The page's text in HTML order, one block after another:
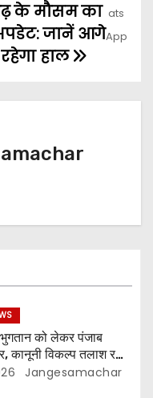
के मौसम का
जानें आगे
हाल
को लेकर पंजाब
कानूनी विकल्प तलाश रही:
27 अगस्त की हड़ताल की
Jangesamachar